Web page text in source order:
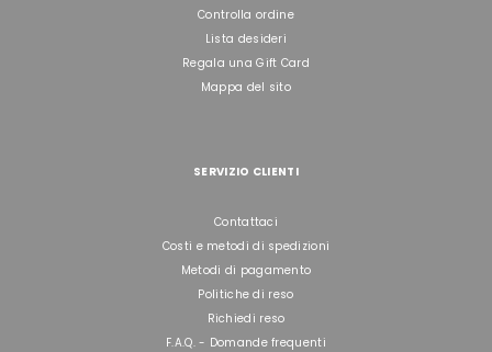
Controlla ordine
Lista desideri
Regala una Gift Card
Mappa del sito
SERVIZIO CLIENTI
Contattaci
Costi e metodi di spedizioni
Metodi di pagamento
Politiche di reso
Richiedi reso
F.A.Q. - Domande frequenti